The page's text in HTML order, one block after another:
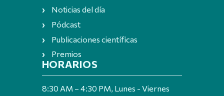
Noticias del día
Pódcast
Publicaciones científicas
Premios
HORARIOS
8:30 AM – 4:30 PM, Lunes - Viernes